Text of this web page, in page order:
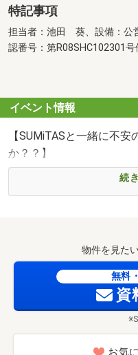
特記事項
担当者：池田 葵、設備：公
認番号：第R08SHC102301号
イベント情報
【SUMiTASと一緒に不
か？？】
当社が窓口になりすべて
いろんなところへ問合せ
(2)リフォームも一緒に任
続
物件を見た
無料
資
お気